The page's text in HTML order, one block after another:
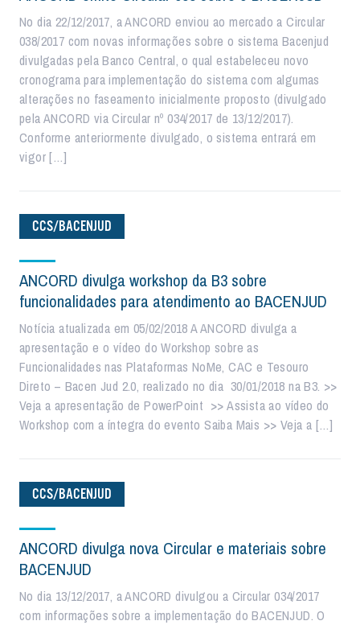
No dia 22/12/2017, a ANCORD enviou ao mercado a Circular
038/2017 com novas informações sobre o sistema Bacenjud
divulgadas pela Banco Central, o qual estabeleceu novo
cronograma para implementação do sistema com algumas
alterações no faseamento inicialmente proposto (divulgado
pela ANCORD via Circular nº 034/2017 de 13/12/2017).
Conforme anteriormente divulgado, o sistema entrará em
vigor […]
CCS/BACENJUD
ANCORD divulga workshop da B3 sobre
funcionalidades para atendimento ao BACENJUD
Notícia atualizada em 05/02/2018 A ANCORD divulga a
apresentação e o vídeo do Workshop sobre as
Funcionalidades nas Plataformas NoMe, CAC e Tesouro
Direto – Bacen Jud 2.0, realizado no dia 30/01/2018 na B3. >>
Veja a apresentação de PowerPoint >> Assista ao vídeo do
Workshop com a íntegra do evento Saiba Mais >> Veja a […]
CCS/BACENJUD
ANCORD divulga nova Circular e materiais sobre
BACENJUD
No dia 13/12/2017, a ANCORD divulgou a Circular 034/2017
com informações sobre a implementação do BACENJUD. O